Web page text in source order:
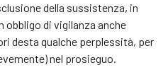
della sussistenza, in
obbligo di vigilanza anche
desta qualche perplessità, per
nel prosieguo.